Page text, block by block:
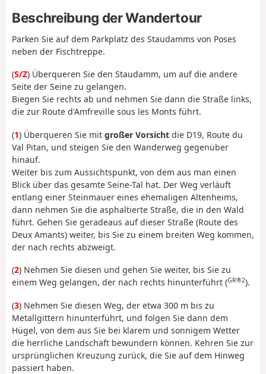
Beschreibung der Wandertour
Parken Sie auf dem Parkplatz des Staudamms von Poses
neben der Fischtreppe.
(S/Z) Überqueren Sie den Staudamm, um auf die andere
Seite der Seine zu gelangen.
Biegen Sie rechts ab und nehmen Sie dann die Straße links,
die zur Route d'Amfreville sous les Monts führt.
(1) Überqueren Sie mit großer Vorsicht die D19, Route du
Val Pitan, und steigen Sie den Wanderweg gegenüber
hinauf.
Weiter bis zum Aussichtspunkt, von dem aus man einen
Blick über das gesamte Seine-Tal hat. Der Weg verläuft
entlang einer Steinmauer eines ehemaligen Altenheims,
dann nehmen Sie die asphaltierte Straße, die in den Wald
führt. Gehen Sie geradeaus auf dieser Straße (Route des
Deux Amants) weiter, bis Sie zu einem breiten Weg kommen,
der nach rechts abzweigt.
(2) Nehmen Sie diesen und gehen Sie weiter, bis Sie zu
einem Weg gelangen, der nach rechts hinunterführt (GR®2).
(3) Nehmen Sie diesen Weg, der etwa 300 m bis zu
Metallgittern hinunterführt, und folgen Sie dann dem
Hügel, von dem aus Sie bei klarem und sonnigem Wetter
die herrliche Landschaft bewundern können. Kehren Sie zur
ursprünglichen Kreuzung zurück, die Sie auf dem Hinweg
passiert haben.